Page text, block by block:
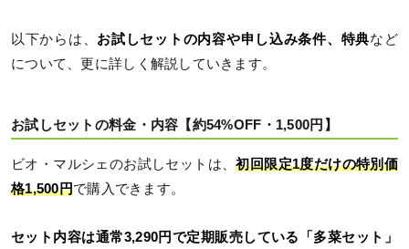
以下からは、 お試しセットの内容や申し込み条件、特典など
について、更に詳しく解説していきます。
お試しセットの料金・内容【約54%OFF・1,500円】
ビオ・マルシェのお試しセットは、初回限定1度だけの特別価
格1,500円で購入できます。
セット内容は通常3,290円で定期販売している「多菜セット」